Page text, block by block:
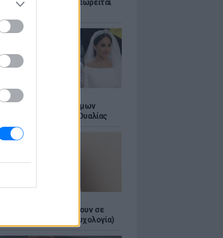
το γuμνό δεν θεωρείται
των βασιλικών γάμων
σε ένα ορυχείο της Ουαλίας
κομπλιμέντα σε φέρνουν σε
θέση (και τι λέει η ψυχολογία)